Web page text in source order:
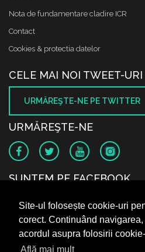
Site-ul folosește cookie-uri
corect. Continuând
acordul asupra folosirii
Află mai mult
Nota de fundamentare cladire ICR
Contact
Cookies & protectia datelor
CELE MAI NOI TWEET-URI
URMĂREŞTE-NE PE TWITTER
URMĂREŞTE-NE
SUNTEM PE FACEBOOK